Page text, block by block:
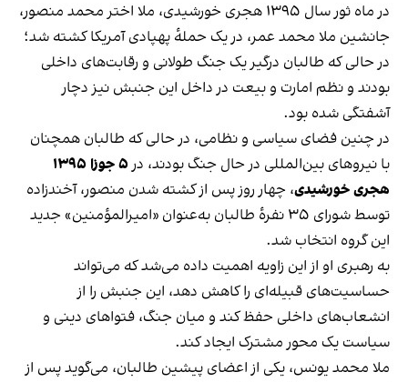
در ماه ثور سال ۱۳۹۵ هجری خورشیدی، ملا اختر محمد منصور،
جانشین ملا محمد عمر، در یک حملهٔ پهپادی آمریکا کشته شد؛
در حالی که طالبان درگیر یک جنگ طولانی و رقابت‌های داخلی
بودند و نظم امارت و بیعت در داخل این جنبش نیز دچار
آشفتگی شده بود.
در چنین فضای سیاسی و نظامی، در حالی که طالبان همچنان
با نیروهای بین‌المللی در حال جنگ بودند، در
۵ جوزا ۱۳۹۵
هجری خورشیدی، چهار روز پس از کشته شدن منصور، آخندزاده
توسط شورای ۳۵ نفرهٔ طالبان به‌عنوان «امیرالمؤمنین» جدید
این گروه انتخاب شد.
به رهبری او از این زاویه اهمیت داده می‌شد که می‌تواند
حساسیت‌های قبیله‌ای را کاهش دهد، این جنبش را از
انشعاب‌های داخلی حفظ کند و میان جنگ، فتواهای دینی و
سیاست یک محور مشترک ایجاد کند.
ملا محمد یونس، یکی از اعضای پیشین طالبان، می‌گوید پس از